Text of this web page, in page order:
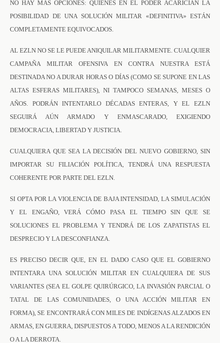
NO HAY MAS OPCIONES: QUIENES EN EL PODER ACARICIAN LA
POSIBILIDAD DE UNA SOLUCIÓN MILITAR «DEFINITIVA» ESTÁN
COMPLETAMENTE EQUIVOCADOS.
AL EZLN NO SE LE PUEDE ANIQUILAR MILITARMENTE. CUALQUIER
CAMPAÑA MILITAR OFENSIVA EN CONTRA NUESTRA ESTÁ
DESTINADA NO A DURAR HORAS O DÍAS (COMO SE SUPONE EN LAS
ALTAS ESFERAS MILITARES), NI TAMPOCO SEMANAS, MESES O
AÑOS. PODRÁN INTENTARLO DÉCADAS ENTERAS, Y EL EZLN
SEGUIRÁ AÚN ARMADO Y ENMASCARADO, EXIGIENDO
DEMOCRACIA, LIBERTAD Y JUSTICIA.
CUALQUIERA QUE SEA LA DECISIÓN DEL NUEVO GOBIERNO, SIN
IMPORTAR SU FILIACIÓN POLÍTICA, TENDRÁ UNA RESPUESTA
COHERENTE POR PARTE DEL EZLN.
SI OPTA POR LA VIOLENCIA DE BAJA INTENSIDAD, LA SIMULACIÓN
Y EL ENGAÑO, VERÁ CÓMO PASA EL TIEMPO SIN QUE SE
SOLUCIONES EL PROBLEMA Y TENDRÁ DE LOS ZAPATISTAS EL
DESPRECIO Y LA DESCONFIANZA.
ES PRECISO DECIR QUE, EN EL DADO CASO QUE EL GOBIERNO
INTENTARA UNA SOLUCIÓN MILITAR EN CUALQUIERA DE SUS
VARIANTES (SEA EL GOLPE QUIRÚRGICO, LA INVASIÓN PARCIAL O
TATAL DE LAS COMUNIDADES, O UNA ACCIÓN MILITAR EN
FORMA), SE ENCONTRARÁ CON MILES DE INDÍGENAS ALZADOS EN
ARMAS, EN GUERRA, DISPUESTOS A TODO, MENOS A LA RENDICIÓN
O A LA DERROTA.